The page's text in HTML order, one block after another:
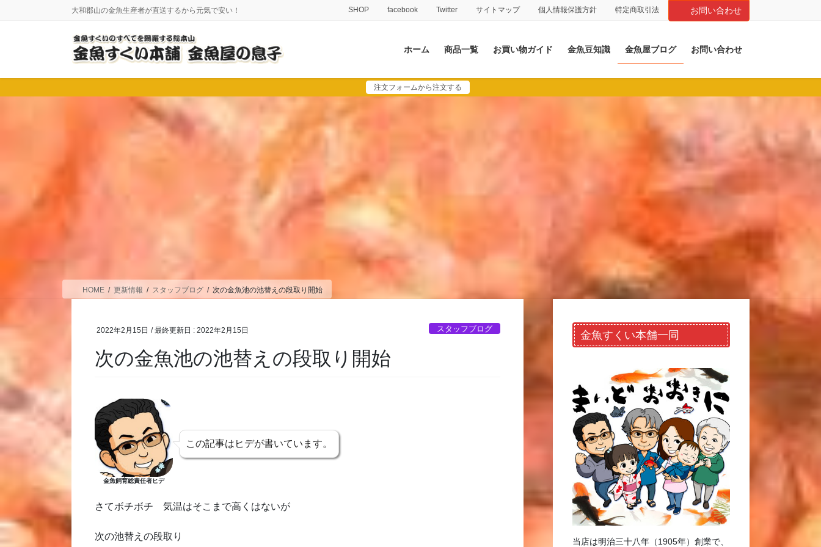
に
移
ョ
ン
大和郡山の金魚生産者が直送するから元気で安い！ SHOP facebook Twitter サイトマップ 個人情報保護方針 特定商取引法 お問い合わせ
ホーム 商品一覧 お買い物ガイド 金魚豆知識 金魚屋ブログ お問い合わせ
注文フォームから注文する
HOME 更新情報 スタッフブログ 次の金魚池の池替えの段取り開始
2022年2月15日 / 最終更新日 :2022年2月15日 スタッフブログ
次の金魚池の池替えの段取り開始
金魚飼育総責任者ヒデ
この記事はヒデが書いています。
さてボチボチ 気温はそこまで高くはないが
次の池替えの段取り
金魚すくい本舗一同
当店は明治三十八年（1905年）創業で、